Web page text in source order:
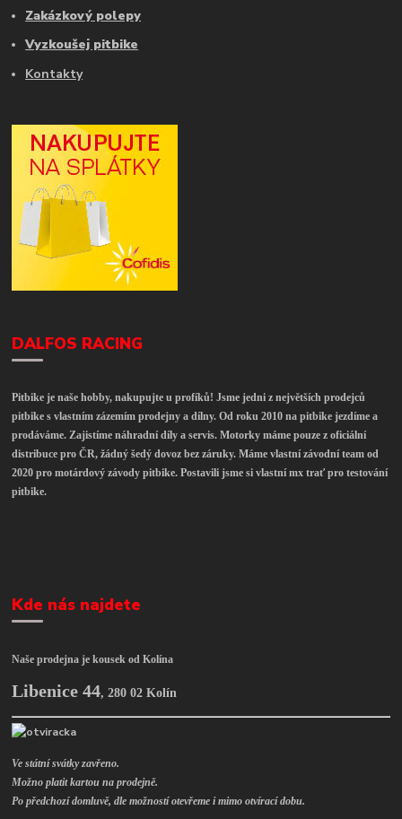
Zakázkový polepy
Vyzkoušej pitbike
Kontakty
DALFOS RACING
Pitbike je naše hobby, nakupujte u profíků! Jsme jedni z největších prodejců
pitbike s vlastním zázemím prodejny a dílny. Od roku 2010 na pitbike jezdíme a
prodáváme. Zajistíme náhradní díly a servis. Motorky máme pouze z oficiální
distribuce pro ČR, žádný šedý dovoz bez záruky. Máme vlastní závodní team od
2020 pro motárdový závody pitbike. Postavili jsme si vlastní mx trať pro testování
pitbike.
Kde nás najdete
Naše prodejna je kousek od Kolína
Libenice 44,280 02 Kolín
Ve státní svátky zavřeno.
Možno platit kartou na prodejně.
Po předchozí domluvě, dle možností otevřeme i mimo otvírací dobu.